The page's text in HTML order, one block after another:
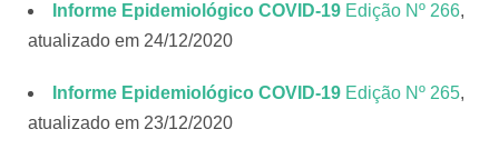
Informe Epidemiológico COVID-19 Edição Nº 266,
atualizado em 24/12/2020
Informe Epidemiológico COVID-19 Edição Nº 265,
atualizado em 23/12/2020